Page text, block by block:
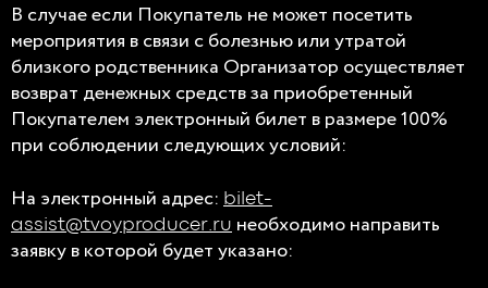
В случае если Покупатель не может посетить
мероприятия в связи с болезнью или утратой
близкого родственника Организатор осуществляет
возврат денежных средств за приобретенный
Покупателем электронный билет в размере 100%
при соблюдении следующих условий:
На электронный адрес: bilet-
assist@tvoyproducer.ru необходимо направить
заявку в которой будет указано: